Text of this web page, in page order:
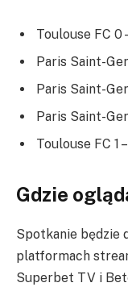
Toulouse FC 0
Paris Saint-
Paris Saint-
Paris Saint-
Toulouse FC 1
Gdzie
Spotkanie będzie
platformach
Superbet TV i